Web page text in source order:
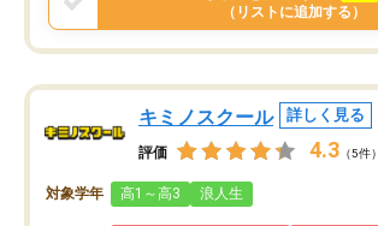
（リストに追加する）
キミノスクール 詳しく見る
評価 4.3 （5件）
対象学年 高1～高3 浪人生